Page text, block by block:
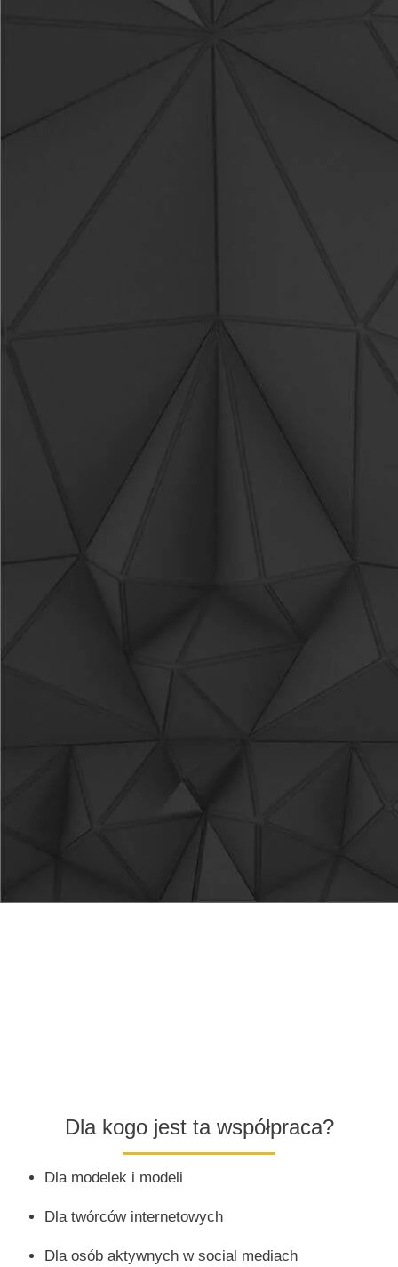
Dla kogo jest ta współpraca?
Dla modelek i modeli
Dla twórców internetowych
Dla osób aktywnych w social mediach